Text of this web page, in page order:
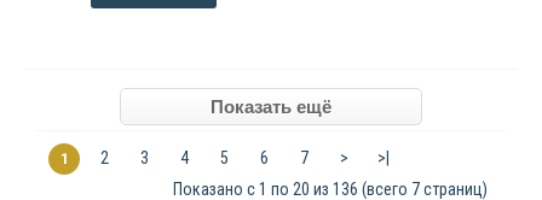
1 2 3 4 5 6 7 >
>|
Показано с 1 по 20 из 136 (всего 7 страниц)